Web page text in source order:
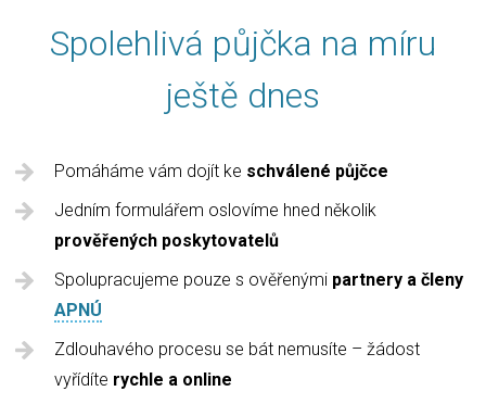
Spolehlivá půjčka na míru
ještě dnes
Pomáháme vám dojít ke schválené půjčce
Jedním formulářem oslovíme hned několik
prověřených poskytovatelů
Spolupracujeme pouze s ověřenými partnery a členy
APNÚ
Zdlouhavého procesu se bát nemusíte – žádost
vyřídíte rychle a online